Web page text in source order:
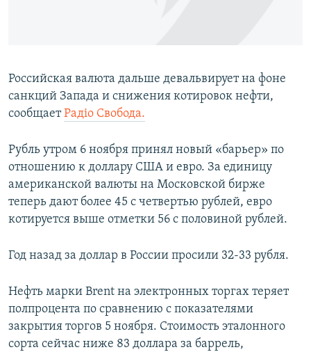
Все сайты RFE/RL
Российская валюта дальше девальвирует на фоне
санкций Запада и снижения котировок нефти,
сообщаетРадiо Свобода.
Рубль утром 6 ноября принял новый «барьер» по
отношению к доллару США и евро. За единицу
американской валюты на Московской бирже
теперь дают более 45 с четвертью рублей, евро
котируется выше отметки 56 с половиной рублей.
Год назад за доллар в России просили 32-33 рубля.
Нефть марки Brent на электронных торгах теряет
полпроцента по сравнению с показателями
закрытия торгов 5 ноября. Стоимость эталонного
сорта сейчас ниже 83 доллара за баррель,